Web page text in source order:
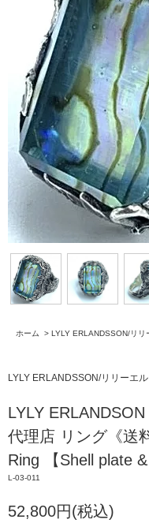
ホーム > LYLY ERLANDSSON/リリ
LYLY ERLANDSSON/リリーエ
LYLY
代理店 リング《送
Ring 【Shell plate &
L-03-011
52,800円(税込)